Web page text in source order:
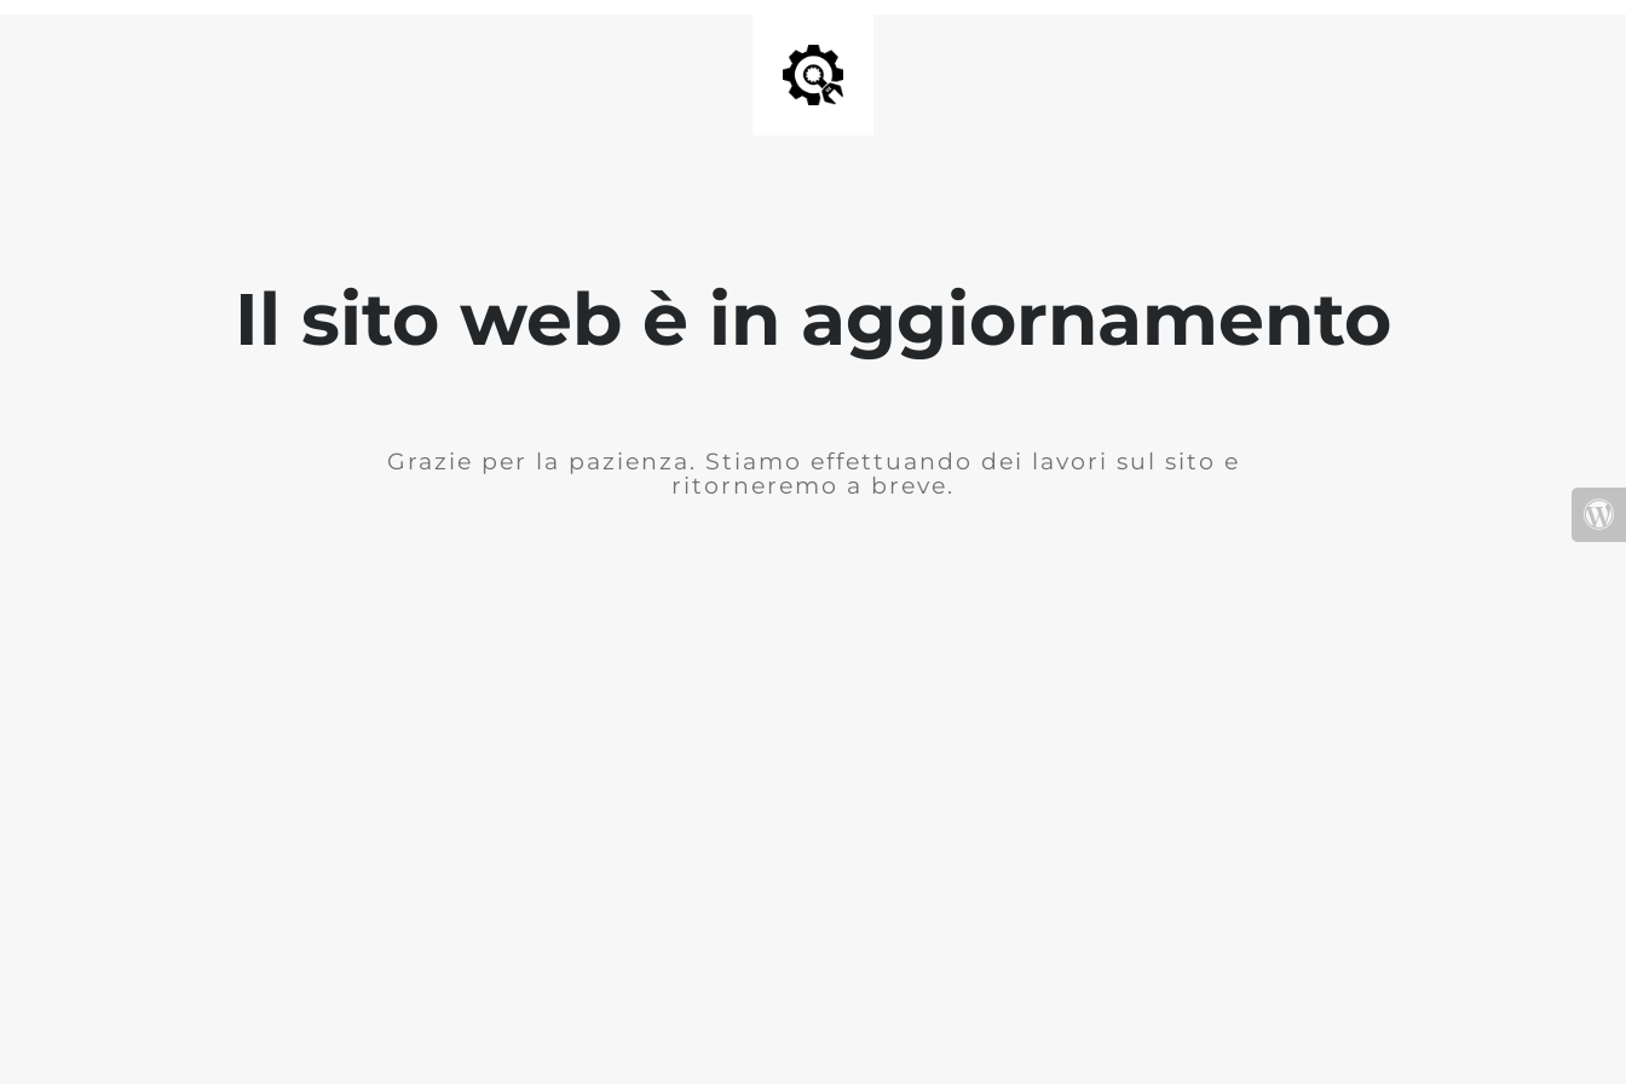
Il sito web è in aggiornamento
Grazie per la pazienza. Stiamo effettuando dei lavori sul sito e
ritorneremo a breve.